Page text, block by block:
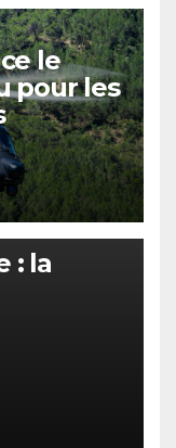
le
pour les
: la